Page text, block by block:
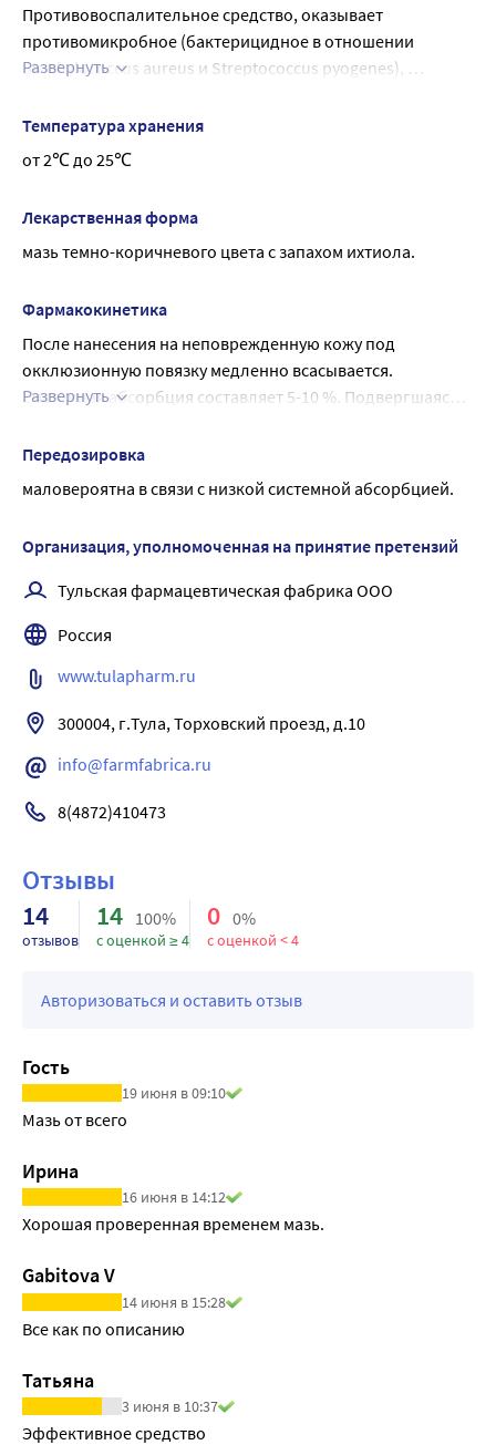
Противовоспалительное средство, оказывает
противомикробное (бактерицидное в отношении
Staphylococcus aureus и Streptococcus pyogenes),
фурункулов. При непосредственном действии на кожу
вызывает слабое раздражение чувствительных нервных
окончаний, сменяющееся снижением их
рефлексов, изменяющих трофику тканей. Вызывает
денатурацию белковых молекул.
Развернуть
Температура хранения
от 2℃ до 25℃
Лекарственная форма
мазь темно-коричневого цвета с запахом ихтиола.
Фармакокинетика
После нанесения на неповрежденную кожу под
окклюзионную повязку медленно всасывается.
Системная абсорбция составляет 5-10 %. Подвергшаяся
выделяется в желчь и удаляется из организма через
Развернуть
Передозировка
маловероятна в связи с низкой системной абсорбцией.
Организация, уполномоченная на принятие претензий
Тульская фармацевтическая фабрика ООО
Россия
www.tulapharm.ru
300004, г.Тула, Торховский проезд, д.10
info@farmfabrica.ru
8(4872)410473
Отзывы
14
отзывов
14 100%
с оценкой ≥ 4
0 0%
с оценкой < 4
Авторизоваться и оставить отзыв
Гость
19 июня в 09:10
Мазь от всего
Ирина
16 июня в 14:12
Хорошая проверенная временем мазь.
Gabitova V
14 июня в 15:28
Все как по описанию
Татьяна
3 июня в 10:37
Эффективное средство